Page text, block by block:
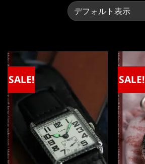
SALE! SALE!